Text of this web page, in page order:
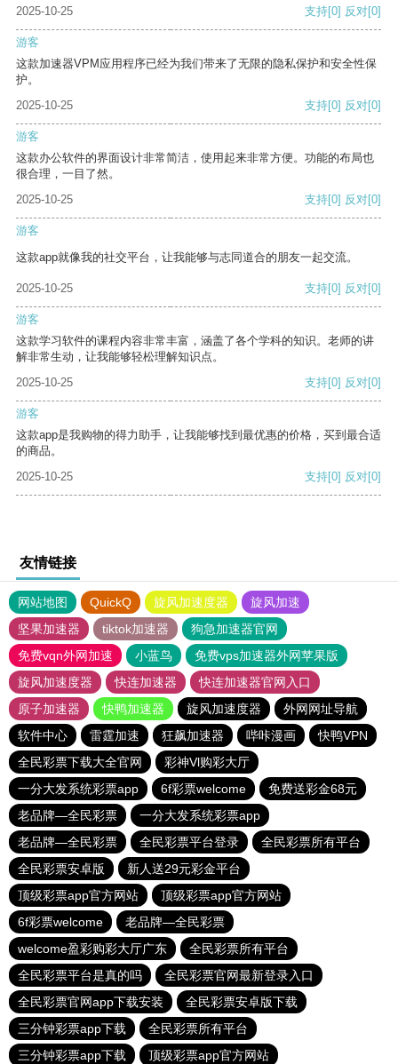
2025-10-25 支持[0] 反对[0]
游客
这款加速器VPM应用程序已经为我们带来了无限的隐私保护和安全性保
护。
2025-10-25
支持[0] 反对[0]
游客
这款办公软件的界面设计非常简洁，使用起来非常方便。功能的布局也
很合理，一目了然。
2025-10-25
支持[0] 反对[0]
游客
这款app就像我的社交平台，让我能够与志同道合的朋友一起交流。
2025-10-25 支持[0] 反对[0]
游客
这款学习软件的课程内容非常丰富，涵盖了各个学科的知识。老师的讲
解非常生动，让我能够轻松理解知识点。
2025-10-25
支持[0] 反对[0]
游客
这款app是我购物的得力助手，让我能够找到最优惠的价格，买到最合适
的商品。
2025-10-25
支持[0] 反对[0]
友情链接
网站地图 QuickQ 旋风加速度器
旋风加速
坚果加速器
tiktok加速器
狗急加速器官网
免费vqn外网加速
小蓝鸟
免费vps加速器外网苹果版
旋风加速度器
快连加速器
快连加速器官网入口
原子加速器
快鸭加速器 旋风加速度器
外网网址导航
软件中心
雷霆加速 狂飙加速器 哔咔漫画
快鸭VPN
全民彩票下载大全官网
彩神Vl购彩大厅
一分大发系统彩票app
6f彩票welcome
免费送彩金68元
老品牌—全民彩票
一分大发系统彩票app
老品牌—全民彩票
全民彩票平台登录
全民彩票所有平台
全民彩票安卓版
新人送29元彩金平台
顶级彩票app官方网站
顶级彩票app官方网站
6f彩票welcome
老品牌—全民彩票
welcome盈彩购彩大厅广东
全民彩票所有平台
全民彩票平台是真的吗
全民彩票官网最新登录入口
全民彩票官网app下载安装
全民彩票安卓版下载
三分钟彩票app下载
全民彩票所有平台
三分钟彩票app下载
顶级彩票app官方网站